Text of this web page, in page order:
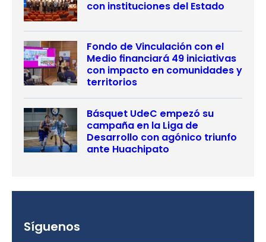
con instituciones del Estado
Fondo de Vinculación con el
Medio financiará 49 iniciativas
con impacto en comunidades y
territorios
Básquet UdeC empezó su
campaña en la Liga de
Desarrollo con agónico triunfo
ante Huachipato
Síguenos